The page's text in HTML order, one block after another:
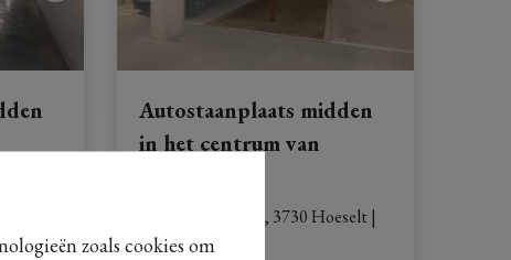
zoals cookies om
Autostaanplaats midden
in het centrum van
Smalstraat 5 - P29, 3730 Hoeselt|
Ref: 12450